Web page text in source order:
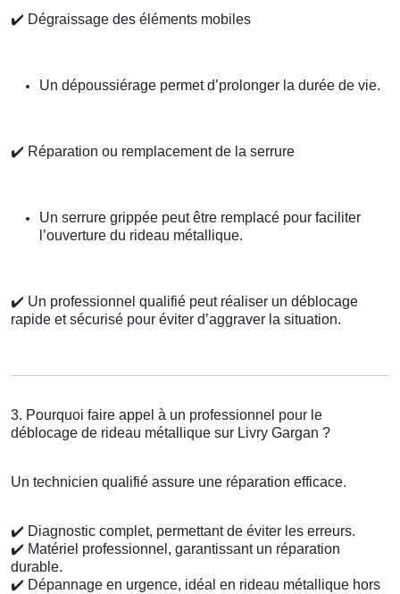
✔️ Dégraissage des éléments mobiles
Un dépoussiérage permet d’prolonger la durée de vie.
✔️ Réparation ou remplacement de la serrure
Un serrure grippée peut être remplacé pour faciliter
l’ouverture du rideau métallique.
✔️ Un professionnel qualifié peut réaliser un déblocage
rapide et sécurisé pour éviter d’aggraver la situation.
3. Pourquoi faire appel à un professionnel pour le
déblocage de rideau métallique sur Livry Gargan ?
Un technicien qualifié assure une réparation efficace.
✔️ Diagnostic complet, permettant de éviter les erreurs.
✔️ Matériel professionnel, garantissant un réparation
durable.
✔️ Dépannage en urgence, idéal en rideau métallique hors